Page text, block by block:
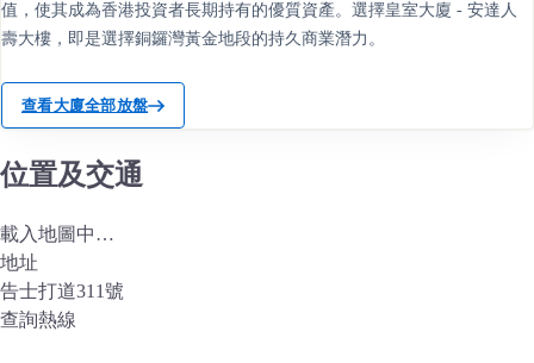
值，使其成為香港投資者長期持有的優質資產。選擇皇室大廈 - 安達人
壽大樓，即是選擇銅鑼灣黃金地段的持久商業潛力。
查看大廈全部放盤
位置及交通
載入地圖中…
地址
告士打道311號
查詢熱線